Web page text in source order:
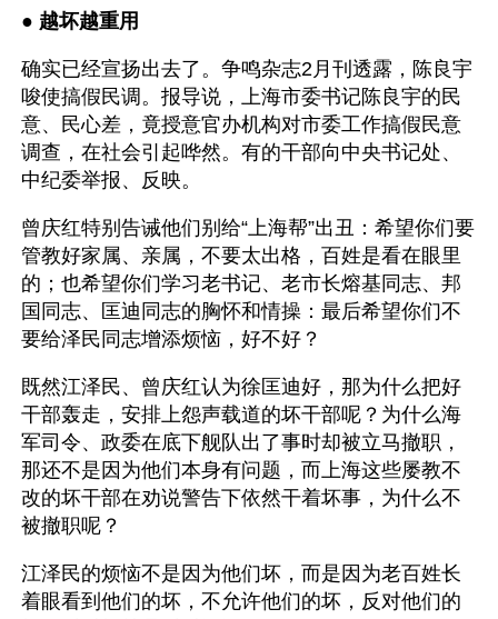
● 越坏越重用
确实已经宣扬出去了。争鸣杂志2月刊透露，陈良宇
唆使搞假民调。报导说，上海市委书记陈良宇的民
意、民心差，竟授意官办机构对市委工作搞假民意
调查，在社会引起哗然。有的干部向中央书记处、
中纪委举报、反映。
曾庆红特别告诫他们别给“上海帮”出丑：希望你们要
管教好家属、亲属，不要太出格，百姓是看在眼里
的；也希望你们学习老书记、老市长熔基同志、邦
国同志、匡迪同志的胸怀和情操：最后希望你们不
要给泽民同志增添烦恼，好不好？
既然江泽民、曾庆红认为徐匡迪好，那为什么把好
干部轰走，安排上怨声载道的坏干部呢？为什么海
军司令、政委在底下舰队出了事时却被立马撤职，
那还不是因为他们本身有问题，而上海这些屡教不
改的坏干部在劝说警告下依然干着坏事，为什么不
被撤职呢？
江泽民的烦恼不是因为他们坏，而是因为老百姓长
着眼看到他们的坏，不允许他们的坏，反对他们的